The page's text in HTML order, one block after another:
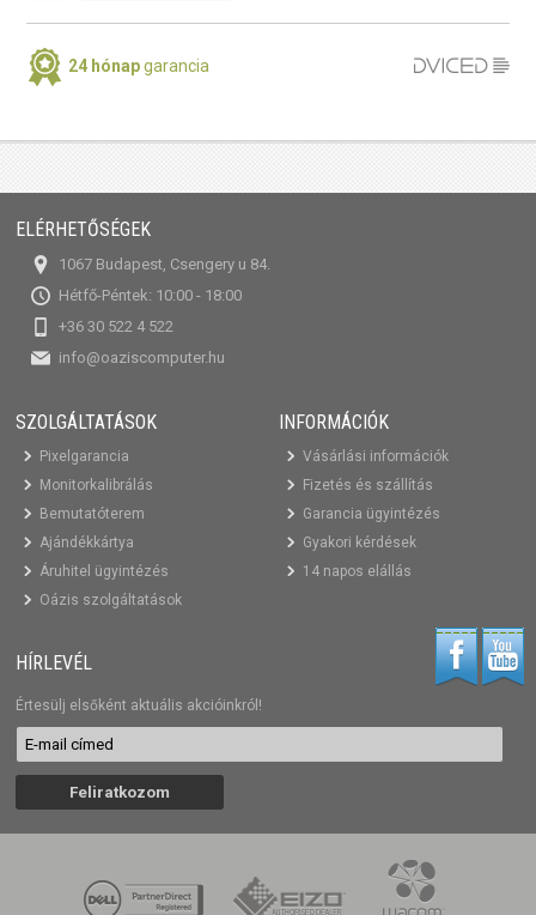
24 hónapgarancia
ELÉRHETŐSÉGEK
1067 Budapest, Csengery u 84.
Hétfő-Péntek: 10:00 - 18:00
+36 30 522 4 522
info@oaziscomputer.hu
SZOLGÁLTATÁSOK
Pixelgarancia
Monitorkalibrálás
Bemutatóterem
Ajándékkártya
Áruhitel ügyintézés
Oázis szolgáltatások
INFORMÁCIÓK
Vásárlási információk
Fizetés és szállítás
Garancia ügyintézés
Gyakori kérdések
14 napos elállás
HÍRLEVÉL
Értesülj elsőként aktuális akcióinkról!